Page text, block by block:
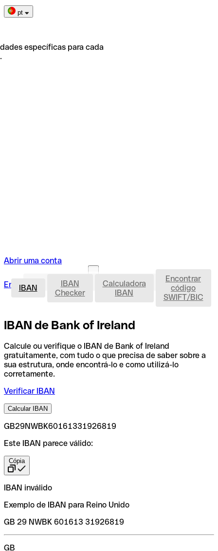
pt
específicas para cada
Abrir uma conta
Entrar Abrir uma conta IBAN
IBAN
IBAN
Checker
Calculadora
IBAN
Encontrar
código
SWIFT/BIC
IBAN de Bank of Ireland
Calcule ou verifique o IBAN de Bank of Ireland
gratuitamente, com tudo o que precisa de saber sobre a
sua estrutura, onde encontrá-lo e como utilizá-lo
corretamente.
Verificar IBAN
Calcular IBAN
GB29NWBK60161331926819
Este IBAN parece válido:
Cópia
IBAN inválido
Exemplo de IBAN para Reino Unido
GB 29 NWBK 601613 31926819
GB